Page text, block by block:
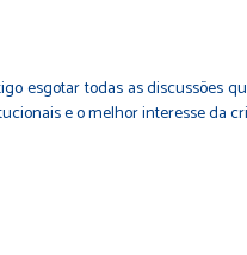
esgotar todas as discussões
e o melhor interesse da